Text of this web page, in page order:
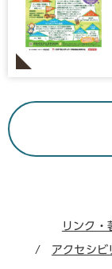
リンク・
アクセシビ